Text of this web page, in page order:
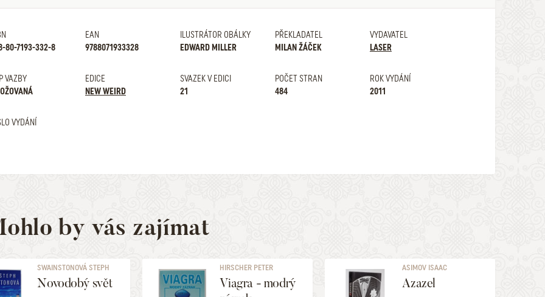
80-7193-332-8
EAN
9788071933328
ILUSTRÁTOR OBÁLKY
EDWARD MILLER
PŘEKLADATEL
MILAN ŽÁČEK
VYDAVATEL
LASER
VAZBY
EDICE
NEW WEIRD
SVAZEK V EDICI
21
POČET STRAN
484
ROK VYDÁNÍ
2011
VYDÁNÍ
by vás zajímat
SWAINSTONOVÁ STEPH
Novodobý svět
HIRSCHER PETER
Viagra - modrý
ASIMOV ISAAC
Azazel